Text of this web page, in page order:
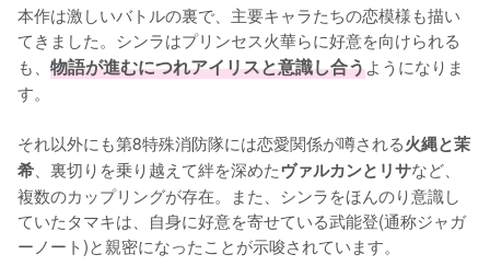
本作は激しいバトルの裏で、主要キャラたちの恋模様も描い
てきました。シンラはプリンセス火華らに好意を向けられる
も、 物語が進むにつれアイリスと意識し合うようになりま
す。
それ以外にも第8特殊消防隊には恋愛関係が噂される火縄と茉
希 、裏切りを乗り越えて絆を深めたヴァルカンとリサなど、
複数のカップリングが存在。また、シンラをほんのり意識し
ていたタマキは、自身に好意を寄せている武能登(通称ジャガ
ーノート)と親密になったことが示唆されています。